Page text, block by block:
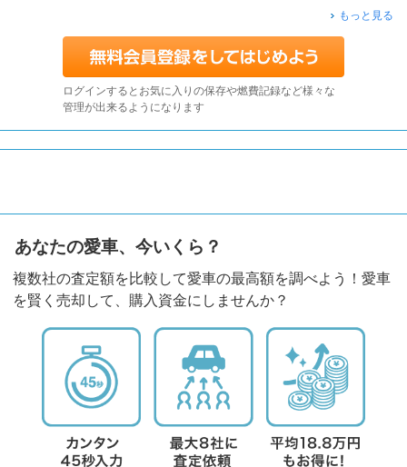
もっと見る
ログインするとお気に入りの保存や燃費記録など様々な
管理が出来るようになります
あなたの愛車、今いくら？
複数社の査定額を比較して愛車の最高額を調べよう！愛車
を賢く売却して、購入資金にしませんか？